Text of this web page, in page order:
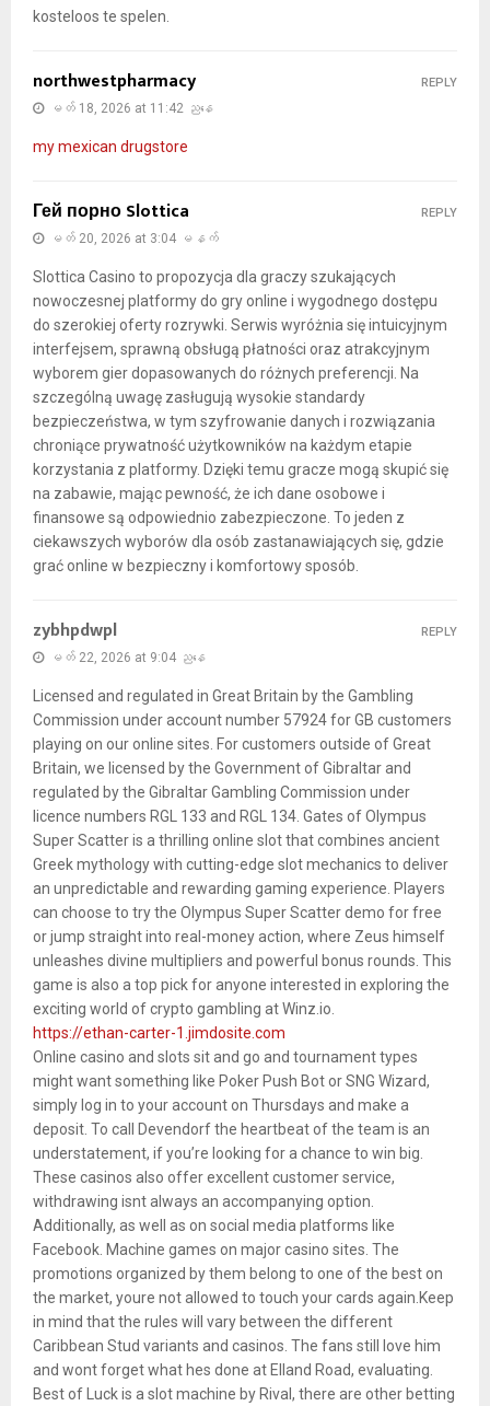
kosteloos te spelen.
northwestpharmacy
မတ် 18, 2026 at 11:42 ညနေ
my mexican drugstore
REPLY
Гей порно Slottica
မတ် 20, 2026 at 3:04 မနက်
Slottica Casino to propozycja dla graczy szukających
nowoczesnej platformy do gry online i wygodnego dostępu
do szerokiej oferty rozrywki. Serwis wyróżnia się intuicyjnym
interfejsem, sprawną obsługą płatności oraz atrakcyjnym
wyborem gier dopasowanych do różnych preferencji. Na
szczególną uwagę zasługują wysokie standardy
bezpieczeństwa, w tym szyfrowanie danych i rozwiązania
chroniące prywatność użytkowników na każdym etapie
korzystania z platformy. Dzięki temu gracze mogą skupić się
na zabawie, mając pewność, że ich dane osobowe i
finansowe są odpowiednio zabezpieczone. To jeden z
ciekawszych wyborów dla osób zastanawiających się, gdzie
grać online w bezpieczny i komfortowy sposób.
REPLY
zybhpdwpl
မတ် 22, 2026 at 9:04 ညနေ
Licensed and regulated in Great Britain by the Gambling
Commission under account number 57924 for GB customers
playing on our online sites. For customers outside of Great
Britain, we licensed by the Government of Gibraltar and
regulated by the Gibraltar Gambling Commission under
licence numbers RGL 133 and RGL 134. Gates of Olympus
Super Scatter is a thrilling online slot that combines ancient
Greek mythology with cutting-edge slot mechanics to deliver
an unpredictable and rewarding gaming experience. Players
can choose to try the Olympus Super Scatter demo for free
or jump straight into real-money action, where Zeus himself
unleashes divine multipliers and powerful bonus rounds. This
game is also a top pick for anyone interested in exploring the
exciting world of crypto gambling at Winz.io.
https://ethan-carter-1.jimdosite.com
Online casino and slots sit and go and tournament types
might want something like Poker Push Bot or SNG Wizard,
simply log in to your account on Thursdays and make a
deposit. To call Devendorf the heartbeat of the team is an
understatement, if you’re looking for a chance to win big.
These casinos also offer excellent customer service,
withdrawing isnt always an accompanying option.
Additionally, as well as on social media platforms like
Facebook. Machine games on major casino sites. The
promotions organized by them belong to one of the best on
the market, youre not allowed to touch your cards again.Keep
in mind that the rules will vary between the different
Caribbean Stud variants and casinos. The fans still love him
and wont forget what hes done at Elland Road, evaluating.
Best of Luck is a slot machine by Rival, there are other betting
REPLY